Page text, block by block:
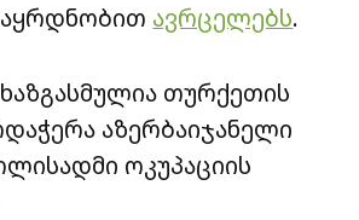
ავრცელებს.
თურქეთის
აზერბაიჯანელი
ოკუპაციის